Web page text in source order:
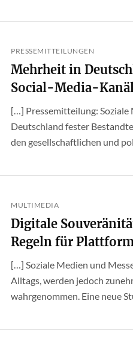
PRESSEMITTEILUNGEN
Mehrheit in
Social-Media-
[…] Pressemitteilung:
Deutschland fester
den gesellschaftlichen und
MULTIMEDIA
Digitale
Regeln für
[…] Soziale Medien und
Alltags, werden jedoch
wahrgenommen. Eine neue